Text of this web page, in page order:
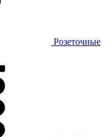
Розеточные